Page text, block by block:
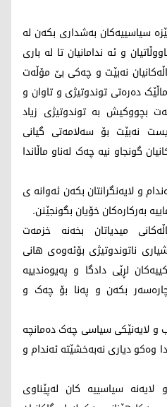
سیاسییەکان بەشداری بکەن له
و ئه ندامانیان تا له باری
نەبێت و چەکی بێ مۆڵەت
دەرەتی توندوتیژی و تاوان و
بچووکیش به توندوتیژی زیاد
نەبێت بۆ سەلامەتی گیانی
گونجاو نیه چەک لەناو ماڵاندا
و لایەنگرانتان بکەن ئەوانه ی
بەرکارەکان خۆیان بگونجێنن.
میدیاتان بخەنه خزمەت
ناتوندوتیژی بۆئەوەی هانی
لڕێی دادگا و پەیوەندییه
بکەن و پەنا بۆ چەک و
و لایەنێکی سیاسی چەک دەمانچه
وەکو دیاری نەبەخشێته ئەندام و
سیاسییه کان لەپێناوی